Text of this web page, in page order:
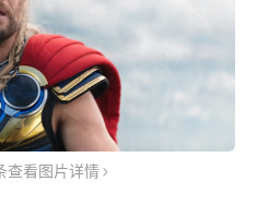
查看图片详情